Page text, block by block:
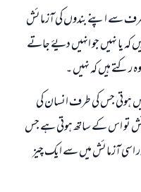
طرف سے اپنے بندوں کی آزمائش
یا نہیں جو انہیں دیۓ جاتے
ہیں کہ نہیں ۔
ہوتی جس کی طرف انسان کی
تو اس کے ساتھ ہوتی ہے جس
اسی آزمائش میں سے ایک چیز